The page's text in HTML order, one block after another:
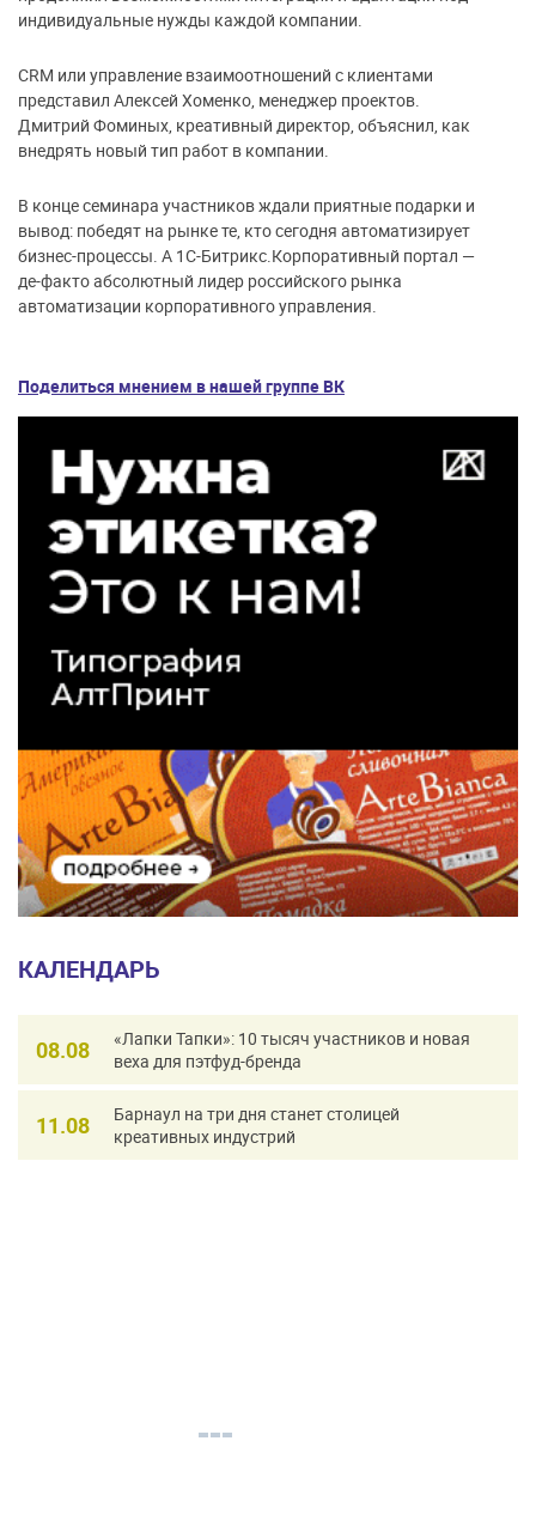
индивидуальные нужды каждой компании.
CRM или управление взаимоотношений с клиентами
представил Алексей Хоменко, менеджер проектов.
Дмитрий Фоминых, креативный директор, объяснил, как
внедрять новый тип работ в компании.
В конце семинара участников ждали приятные подарки и
вывод: победят на рынке те, кто сегодня автоматизирует
бизнес-процессы. А 1С-Битрикс.Корпоративный портал —
де-факто абсолютный лидер российского рынка
автоматизации корпоративного управления.
Поделиться мнением в нашей группе ВК
КАЛЕНДАРЬ
08.08
«Лапки Тапки»: 10 тысяч участников и новая
веха для пэтфуд-бренда
11.08
Барнаул на три дня станет столицей
креативных индустрий